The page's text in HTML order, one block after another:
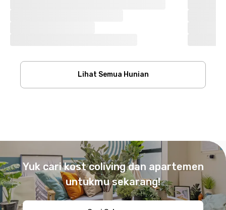
Lihat Semua Hunian
Yuk cari kost coliving dan apartemen
untukmu sekarang!